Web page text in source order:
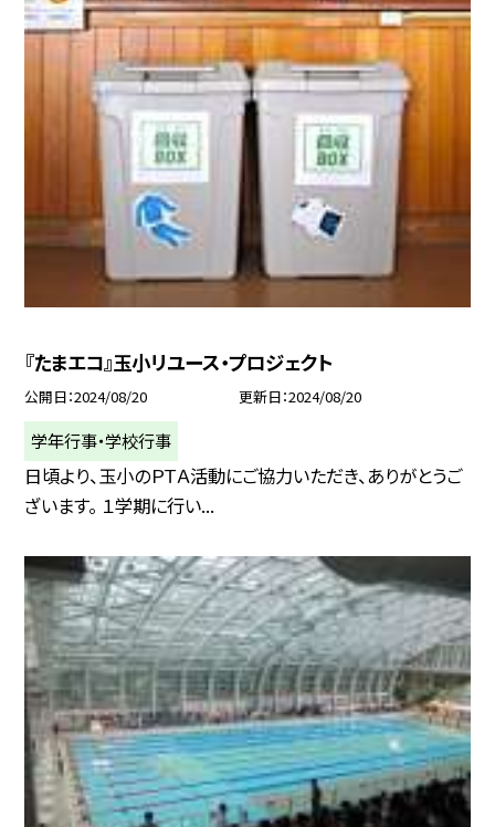
『たまエコ』玉小リユース・プロジェクト
公開日 2024/08/20 更新日 2024/08/20
学年行事・学校行事
日頃より、玉小のＰＴＡ活動にご協力いただき、ありがとうご
ざいます。 １学期に行い...